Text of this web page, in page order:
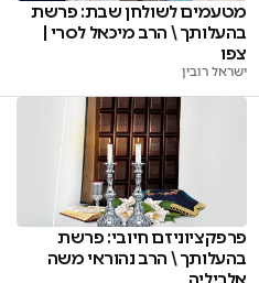
מטעמים לשולחן שבת: פרשת
בהעלותך \ הרב מיכאל לסרי |
צפו
ישראל רובין
פרפקציוניזם חיובי: פרשת
בהעלותך \ הרב נהוראי משה